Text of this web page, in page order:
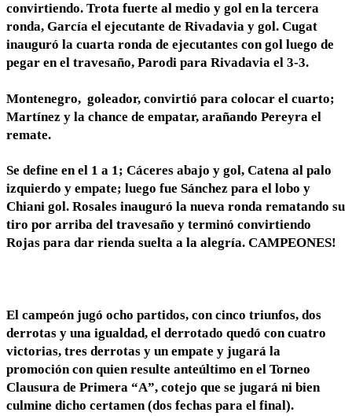
convirtiendo. Trota fuerte al medio y gol en la tercera
ronda, García el ejecutante de Rivadavia y gol. Cugat
inauguró la cuarta ronda de ejecutantes con gol luego de
pegar en el travesaño, Parodi para Rivadavia el 3-3.
Montenegro, goleador, convirtió para colocar el cuarto;
Martínez y la chance de empatar, arañando Pereyra el
remate.
Se define en el 1 a 1; Cáceres abajo y gol, Catena al palo
izquierdo y empate; luego fue Sánchez para el lobo y
Chiani gol. Rosales inauguró la nueva ronda rematando su
tiro por arriba del travesaño y terminó convirtiendo
Rojas para dar rienda suelta a la alegría. CAMPEONES!
El campeón jugó ocho partidos, con cinco triunfos, dos
derrotas y una igualdad, el derrotado quedó con cuatro
victorias, tres derrotas y un empate y jugará la
promoción con quien resulte anteúltimo en el Torneo
Clausura de Primera “A”, cotejo que se jugará ni bien
culmine dicho certamen (dos fechas para el final).